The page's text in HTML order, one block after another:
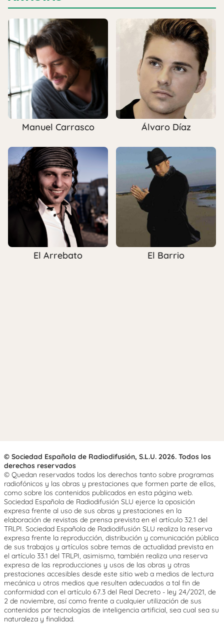
Manuel Carrasco Álvaro Díaz
El Arrebato El Barrio
© Sociedad Española de Radiodifusión, S.L.U. 2026. Todos los
derechos reservados
© Quedan reservados todos los derechos tanto sobre programas
radiofónicos y las obras y prestaciones que formen parte de ellos,
como sobre los contenidos publicados en esta página web.
Sociedad Española de Radiodifusión SLU ejerce la oposición
expresa frente al uso de sus obras y prestaciones en la
elaboración de revistas de prensa prevista en el artículo 32.1 del
TRLPI. Sociedad Española de Radiodifusión SLU realiza la reserva
expresa frente la reproducción, distribución y comunicación pública
de sus trabajos y artículos sobre temas de actualidad prevista en
el artículo 33.1 del TRLPI, asimismo, también realiza una reserva
expresa de las reproducciones y usos de las obras y otras
prestaciones accesibles desde este sitio web a medios de lectura
mecánica u otros medios que resulten adecuados a tal fin de
conformidad con el artículo 67.3 del Real Decreto - ley 24/2021, de
2 de noviembre, así como frente a cualquier utilización de sus
contenidos por tecnologías de inteligencia artificial, sea cual sea su
naturaleza y finalidad.